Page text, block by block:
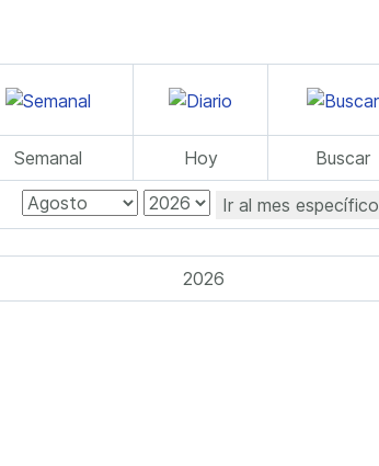
Semanal Hoy Buscar
Ir al mes específico
2026